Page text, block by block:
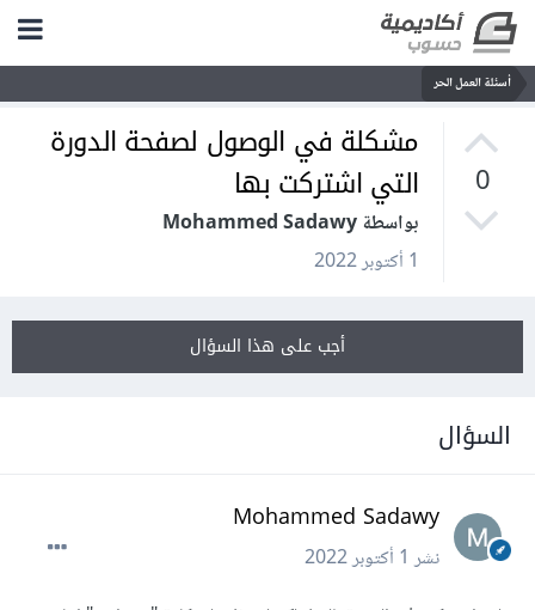
أسئلة العمل الحر
0
مشكلة في الوصول لصفحة الدورة
التي اشتركت بها
بواسطة Mohammed Sadawy
1 أكتوبر 2022
أجب على هذا السؤال
السؤال
Mohammed Sadawy
نشر1 أكتوبر 2022